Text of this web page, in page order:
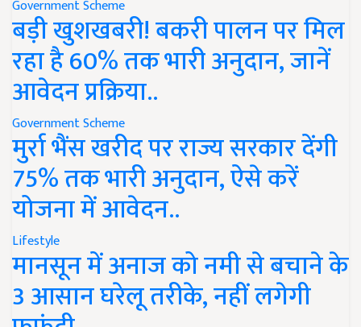
Government Scheme
बड़ी खुशखबरी! बकरी पालन पर मिल
रहा है 60% तक भारी अनुदान, जानें
आवेदन प्रक्रिया..
Government Scheme
मुर्रा भैंस खरीद पर राज्य सरकार देंगी
75% तक भारी अनुदान, ऐसे करें
योजना में आवेदन..
Lifestyle
मानसून में अनाज को नमी से बचाने के
3 आसान घरेलू तरीके, नहीं लगेगी